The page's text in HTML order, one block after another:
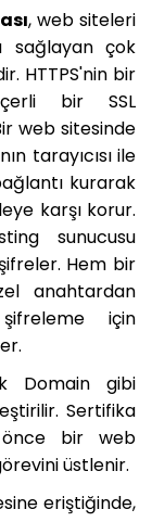
, web siteleri
sağlayan çok
HTTPS'nin bir
bir SSL
web sitesinde
tarayıcısı ile
kurarak
karşı korur.
sunucusu
Hem bir
anahtardan
için
Domain gibi
Sertifika
bir web
üstlenir.
eriştiğinde,